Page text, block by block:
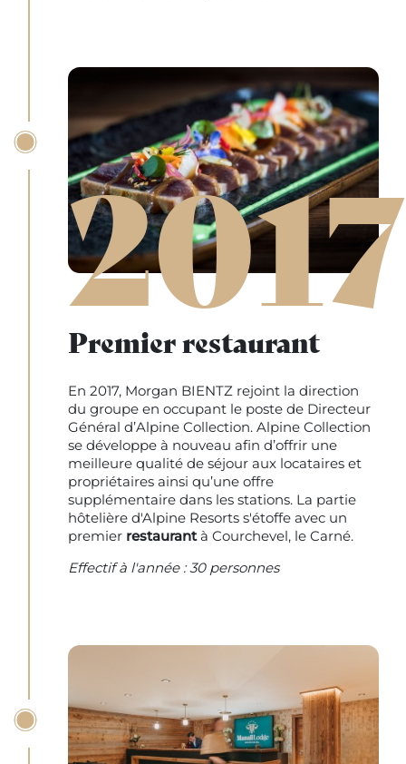
2017
Premier restaurant
En 2017, Morgan BIENTZ rejoint la direction
du groupe en occupant le poste de Directeur
Général d’Alpine Collection. Alpine Collection
se développe à nouveau afin d’offrir une
meilleure qualité de séjour aux locataires et
propriétaires ainsi qu’une offre
supplémentaire dans les stations. La partie
hôtelière d'Alpine Resorts s'étoffe avec un
premier restaurantà Courchevel, le Carné.
Effectif à l'année : 30 personnes